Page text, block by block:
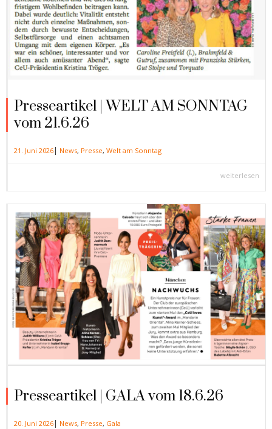
Presseartikel | WELT AM SONNTAG
vom 21.6.26
21. Juni 2026| News, Presse, Welt am Sonntag
weiterlesen
Presseartikel | GALA vom 18.6.26
20. Juni 2026| News, Presse, Gala